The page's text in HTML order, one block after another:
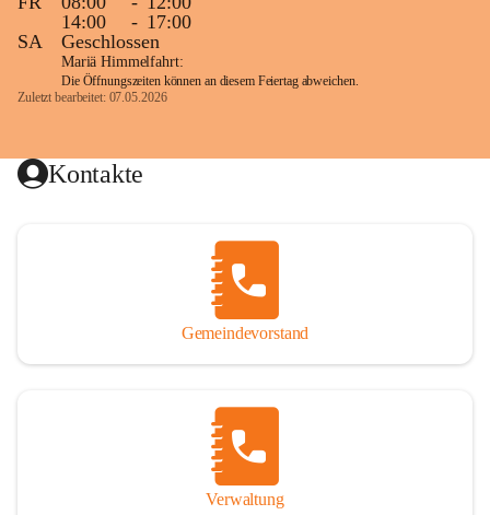
14:00
- 17:00
SA
Geschlossen
Mariä Himmelfahrt:
Die Öffnungszeiten können an diesem Feiertag abweichen.
Zuletzt bearbeitet: 07.05.2026
Kontakte
Gemeindevorstand
Verwaltung